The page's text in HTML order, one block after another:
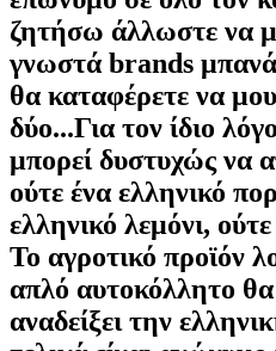
ζητήσω άλλωστε να
γνωστά brands
θα καταφέρετε να
δύο...Για τον ίδιο
μπορεί δυστυχώς να
ούτε ένα ελληνικό
ελληνικό λεμόνι,
Το αγροτικό προϊόν
απλό αυτοκόλλητο
αναδείξει την